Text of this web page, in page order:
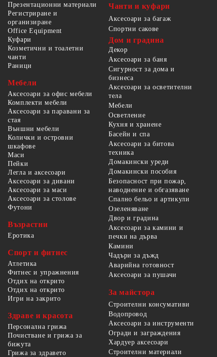
Презентационни материали
Регистриране и
организиране
Office Equipment
Чанти и куфари
Аксесоари за багаж
Спортни сакове
Куфари
Козметични и тоалетни
чанти
Раници
Мебели
Аксесоари за офис мебели
Комплекти мебели
Аксесоари за паравани за
стая
Външни мебели
Колички и островни
шкафове
Маси
Пейки
Легла и аксесоари
Аксесоари за дивани
Аксесоари за маси
Аксесоари за столове
Футони
Възрастни
Еротика
Спорт и фитнес
Атлетика
Фитнес и упражнения
Отдих на открито
Отдих на открито
Игри на закрито
Здраве и красота
Персонална грижа
Почистване и грижа за
бижута
Грижа за здравето
Дом и градина
Декор
Аксесоари за баня
Сигурност за дома и
бизнеса
Аксесоари за осветителни
тела
Мебели
Осветление
Кухня и хранене
Басейн и спа
Аксесоари за битова
техника
Домакински уреди
Домакински пособия
Безопасност при пожар,
наводнение и обгазяване
Спално бельо и артикули
Озеленяване
Двор и градина
Аксесоари за камини и
печки на дърва
Камини
Чадъри за дъжд
Аварийна готовност
Аксесоари за пушачи
За майстора
Строителни консумативи
Водопровод
Аксесоари за инструменти
Огради и заграждения
Хардуер аксесоари
Строителни материали